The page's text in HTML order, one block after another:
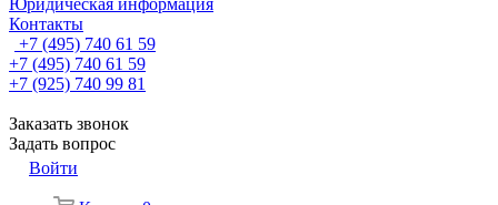
Юридическая информация
Контакты
+7 (495) 740 61 59
+7 (495) 740 61 59
+7 (925) 740 99 81
Заказать звонок
Задать вопрос
Войти